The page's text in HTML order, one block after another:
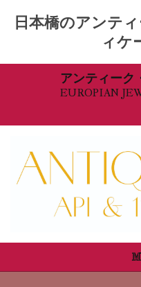
日本橋のアンテ
ィケ
アンティーク
EUROPIAN
Navigation